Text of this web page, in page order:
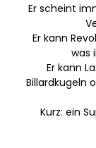
Er scheint
Er kann
was
Er kann
Billardkugeln
Kurz: ein